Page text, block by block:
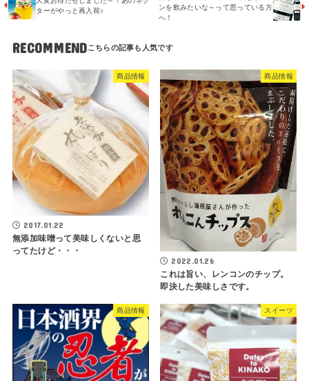
ターがやっと再入荷♪
ンを飲みたいな～って思っている方
へ！
RECOMMEND
商品情報
2017.01.22
無添加味噌って美味しくないと思
ってたけど・・・
商品情報
2022.01.26
これは旨い、レンコンのチップ。
即決した美味しさです。
商品情報 スイーツ